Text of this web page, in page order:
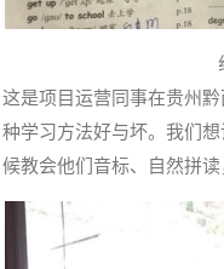
这是项目运营同事在贵州
种学习方法好与坏。我们
候教会他们音标、自然拼